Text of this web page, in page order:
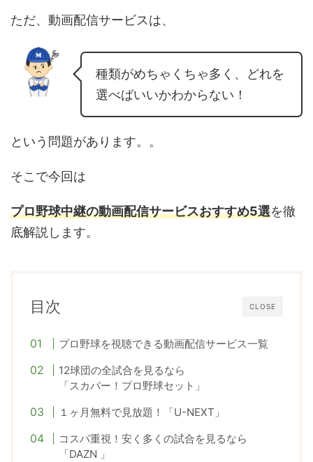
ただ、動画配信サービスは、
種類がめちゃくちゃ多く、どれを
選べばいいかわからない！
という問題があります。。
そこで今回は
プロ野球中継の動画配信サービスおすすめ5選を徹
底解説します。
CLOSE
目次
プロ野球を視聴できる動画配信サービス一覧
12球団の全試合を見るなら
「スカパー！プロ野球セット」
１ヶ月無料で見放題！「U-NEXT」
コスパ重視！安く多くの試合を見るなら
「DAZN 」